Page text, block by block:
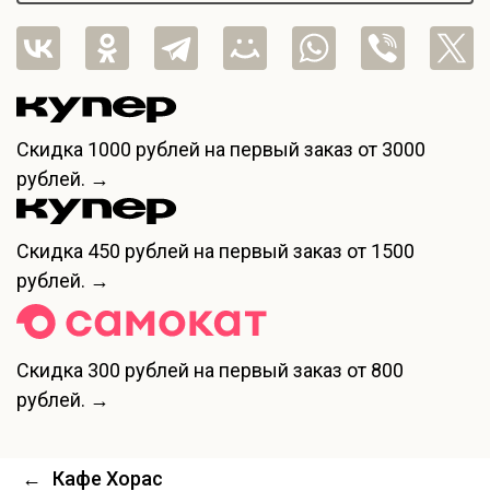
Скидка 1000 рублей на первый заказ от 3000
рублей. →
Скидка 450 рублей на первый заказ от 1500
рублей. →
Скидка 300 рублей на первый заказ от 800
рублей. →
← Кафе Хорас